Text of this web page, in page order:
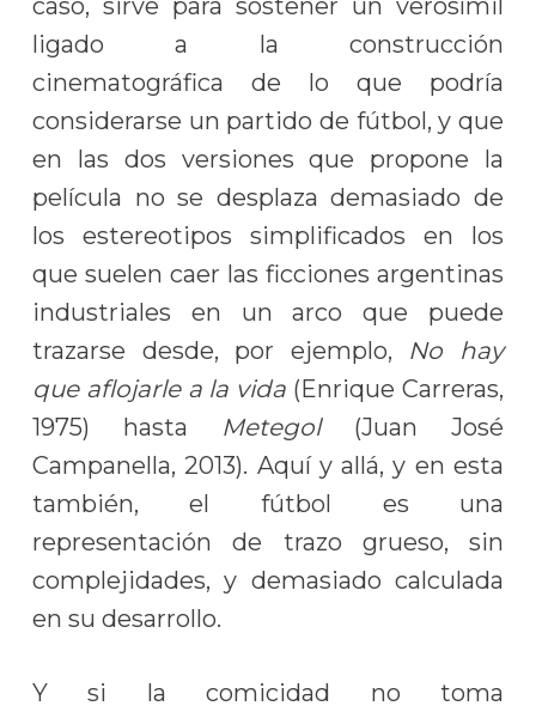
caso, sirve para sostener un verosímil
ligado a la construcción
cinematográfica de lo que podría
considerarse un partido de fútbol, y que
en las dos versiones que propone la
película no se desplaza demasiado de
los estereotipos simplificados en los
que suelen caer las ficciones argentinas
industriales en un arco que puede
trazarse desde, por ejemplo, No hay
que aflojarle a la vida (Enrique Carreras,
1975) hasta Metegol(Juan José
Campanella, 2013). Aquí y allá, y en esta
también, el fútbol es una
representación de trazo grueso, sin
complejidades, y demasiado calculada
en su desarrollo.
Y si la comicidad no toma